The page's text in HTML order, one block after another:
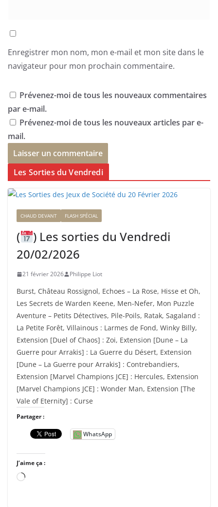
Enregistrer mon nom, mon e-mail et mon site dans le
navigateur pour mon prochain commentaire.
Prévenez-moi de tous les nouveaux commentaires
par e-mail.
Prévenez-moi de tous les nouveaux articles par e-
mail.
Les Sorties du Vendredi
CHAUD DEVANT FLASH SPÉCIAL
(
) Les sorties du Vendredi
20/02/2026
21 février 2026 Philippe Liot
Burst, Château Rossignol, Echoes – La Rose, Hisse et Oh,
Les Secrets de Warden Keene, Men-Nefer, Mon Puzzle
Aventure – Petits Détectives, Pile-Poils, Ratak, Sagaland :
La Petite Forêt, Villainous : Larmes de Fond, Winky Billy,
Extension [Duel of Chaos] : Zoi, Extension [Dune – La
Guerre pour Arrakis] : La Guerre du Désert, Extension
[Dune – La Guerre pour Arrakis] : Contrebandiers,
Extension [Marvel Champions JCE] : Hercules, Extension
[Marvel Champions JCE] : Wonder Man, Extension [The
Vale of Eternity] : Curse
Partager :
WhatsApp
J’aime ça :
C